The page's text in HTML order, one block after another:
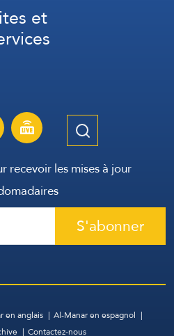
et
recevoir les mises à jour
S'abonner
en anglais
Al-Manar en espagnol
Contactez-nous